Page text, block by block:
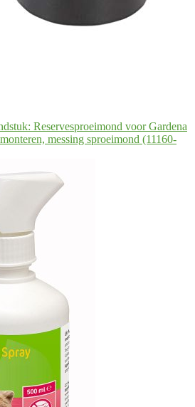
Reservesproeimond voor Gardena
messing sproeimond (11160-